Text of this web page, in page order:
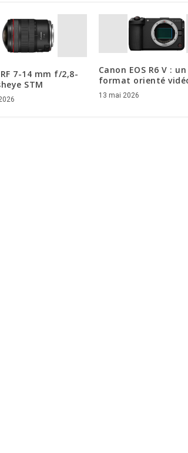
7-14 mm f/2,8-
STM
Canon EOS R6 V :
format orienté
13 mai 2026